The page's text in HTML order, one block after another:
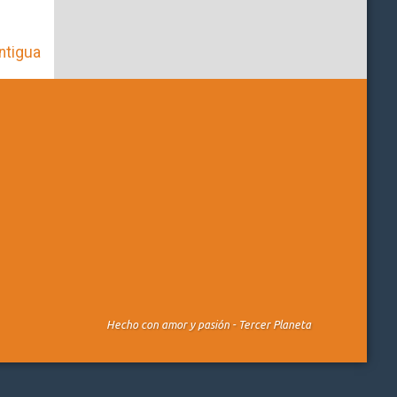
Hecho con amor y pasión - Tercer Planeta